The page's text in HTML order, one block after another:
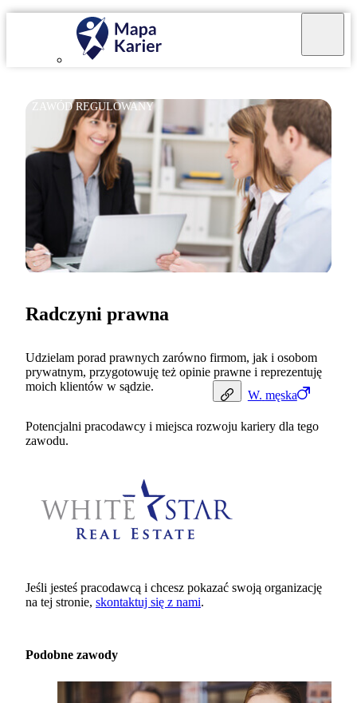
ZAWÓD REGULOWANY
W. męska
Radczyni prawna
Udzielam porad prawnych zarówno firmom, jak i osobom
prywatnym, przygotowuję też opinie prawne i reprezentuję
moich klientów w sądzie.
Potencjalni pracodawcy i miejsca rozwoju kariery dla tego
zawodu.
Jeśli jesteś pracodawcą i chcesz pokazać swoją organizację
na tej stronie, skontaktuj się z nami.
Podobne zawody